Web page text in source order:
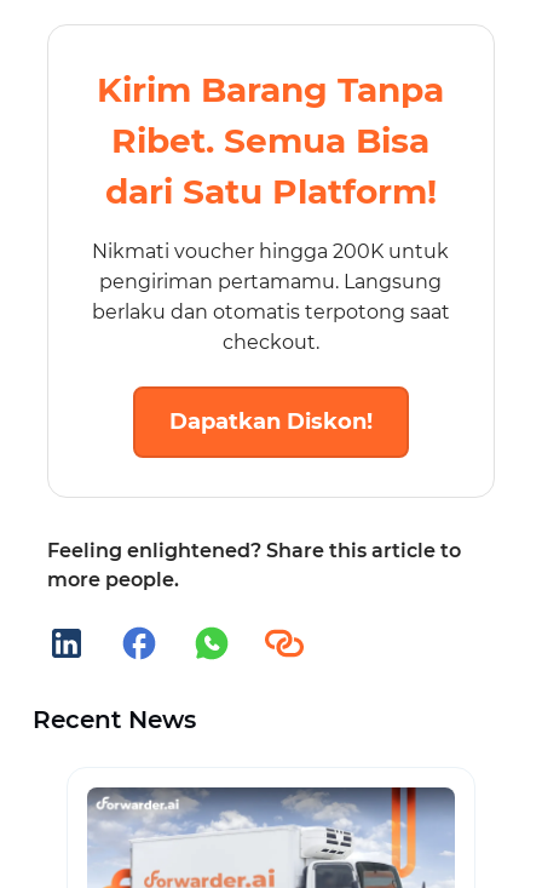
Kirim Barang Tanpa
Ribet. Semua Bisa
dari Satu Platform!
Nikmati voucher hingga 200K untuk
pengiriman pertamamu. Langsung
berlaku dan otomatis terpotong saat
checkout.
Dapatkan Diskon!
Feeling enlightened? Share this article to
more people.
Recent News